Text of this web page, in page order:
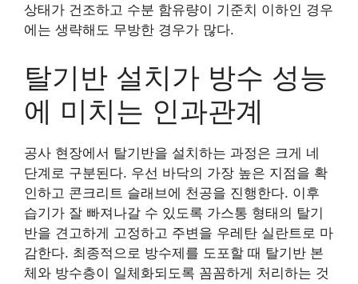
상태가 건조하고 수분 함유량이 기준치 이하인 경우
에는 생략해도 무방한 경우가 많다.
탈기반 설치가 방수 성능
에 미치는 인과관계
공사 현장에서 탈기반을 설치하는 과정은 크게 네
단계로 구분된다. 우선 바닥의 가장 높은 지점을 확
인하고 콘크리트 슬래브에 천공을 진행한다. 이후
습기가 잘 빠져나갈 수 있도록 가스통 형태의 탈기
반을 견고하게 고정하고 주변을 우레탄 실란트로 마
감한다. 최종적으로 방수제를 도포할 때 탈기반 본
체와 방수층이 일체화되도록 꼼꼼하게 처리하는 것